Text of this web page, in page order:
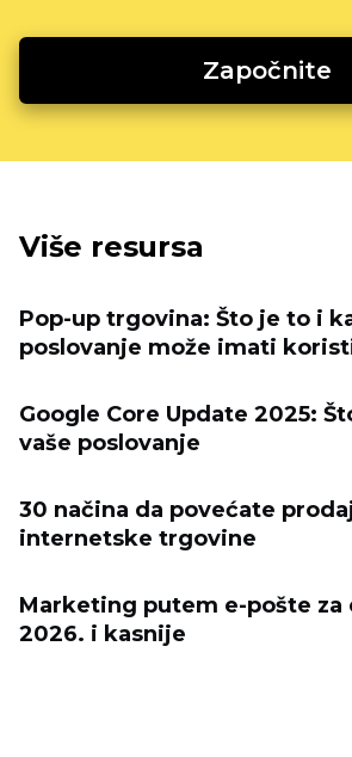
Započnite
Više resursa
Pop-up trgovina: Što je to i
poslovanje može imati
Google Core Update 2025:
vaše poslovanje
30 načina da povećate
internetske trgovine
Marketing putem e-pošte za
2026. i kasnije